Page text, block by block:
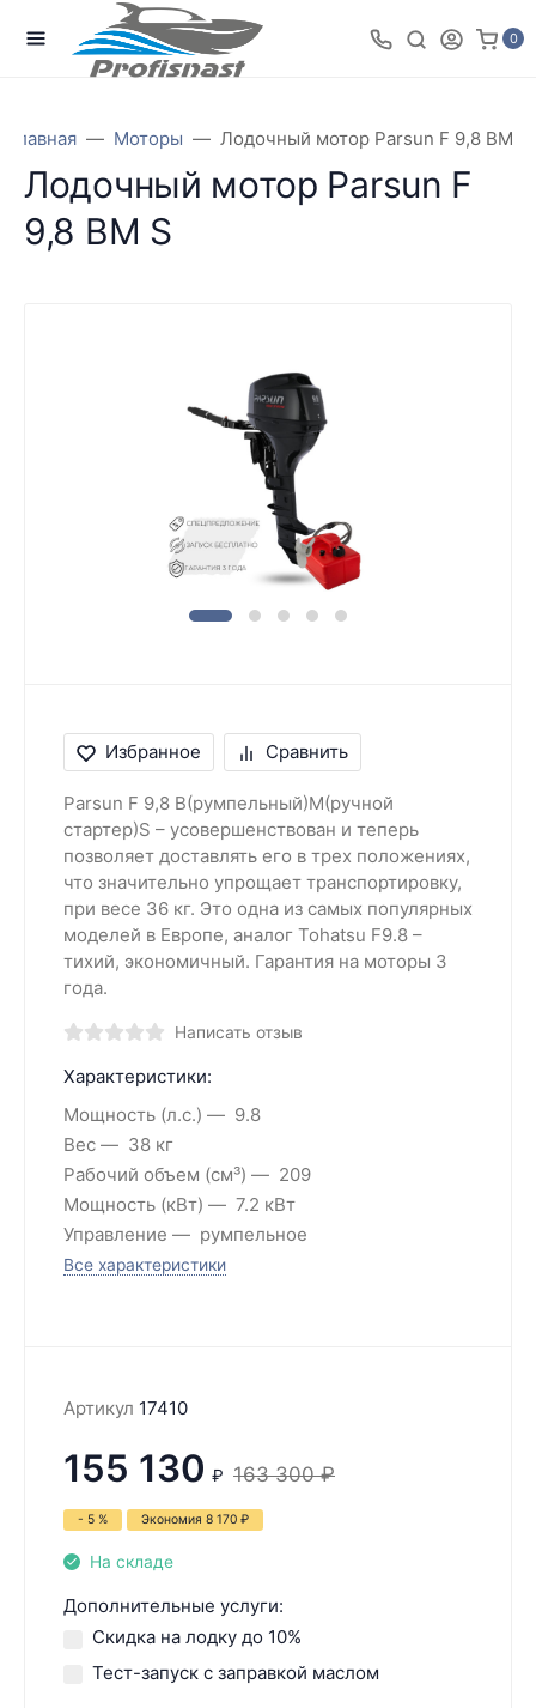
0
Главная Моторы Лодочный мотор Parsun F 9,8 BM S
Лодочный мотор Parsun F
9,8 BM S
Избранное Сравнить
Parsun F 9,8 B(румпельный)M(ручной
стартер)S – усовершенствован и теперь
позволяет доставлять его в трех положениях,
что значительно упрощает транспортировку,
при весе 36 кг. Это одна из самых популярных
моделей в Европе, аналог Tohatsu F9.8 –
тихий, экономичный. Гарантия на моторы 3
года.
Написать отзыв
Характеристики:
Мощность (л.с.)
9.8
Вес
38 кг
Рабочий объем (см³)
209
Мощность (кВт)
7.2 кВт
Управление
румпельное
Все характеристики
Артикул 17410
155 130 ₽ 163 300 ₽
- 5 % Экономия 8 170 ₽
На складе
Дополнительные услуги:
Скидка на лодку до 10%
Тест-запуск с заправкой маслом